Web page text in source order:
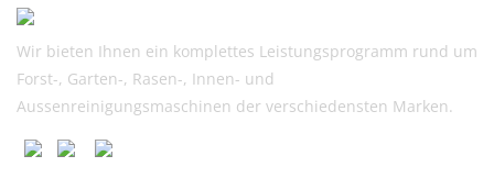
Wir bieten Ihnen ein komplettes Leistungsprogramm rund um
Forst-, Garten-, Rasen-, Innen- und
Aussenreinigungsmaschinen der verschiedensten Marken.